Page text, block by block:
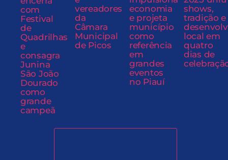
com
Festival
de
Quadrilhas
e
consagra
Junina
São João
Dourado
como
grande
campeã
vereadores
da
Câmara
Municipal
de Picos
economia
e projeta
município
como
referência
em
grandes
eventos
no Piauí
shows,
tradição e
local em
quatro
dias de